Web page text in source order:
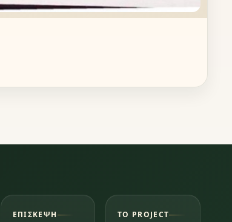
ΕΠΊΣΚΕΨΗ ΤΟ PROJECT